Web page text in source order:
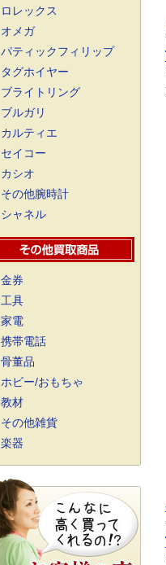
ロレックス
オメガ
パティックフィリップ
タグホイヤー
ブライトリング
ブルガリ
カルティエ
セイコー
カシオ
その他腕時計
シャネル
金券
工具
家電
携帯電話
骨董品
ホビー/おもちゃ
教材
その他雑貨
楽器